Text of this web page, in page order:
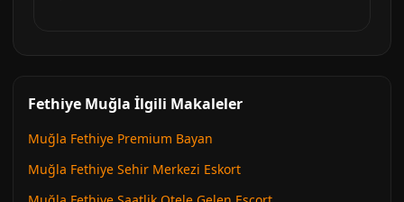
Fethiye Muğla İlgili Makaleler
Muğla Fethiye Premium Bayan
Muğla Fethiye Sehir Merkezi Eskort